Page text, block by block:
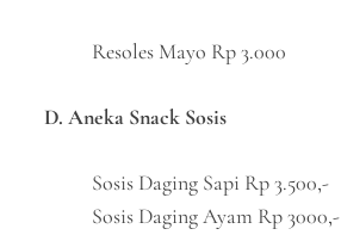
Resoles Mayo Rp 3.000
D. Aneka Snack Sosis
Sosis Daging Sapi Rp 3.500,-
Sosis Daging Ayam Rp 3000,-